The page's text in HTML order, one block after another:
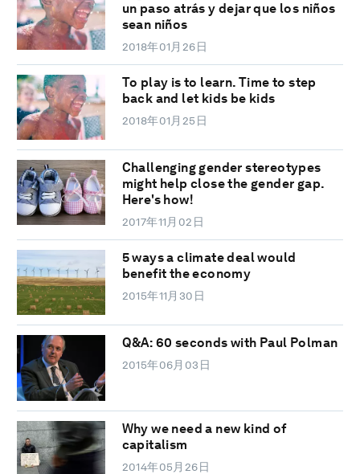
un paso atrás y dejar que los niños
sean niños
2018年01月26日
To play is to learn. Time to step
back and let kids be kids
2018年01月25日
Challenging gender stereotypes
might help close the gender gap.
Here's how!
2017年11月02日
5 ways a climate deal would
benefit the economy
2015年11月30日
Q&A: 60 seconds with Paul Polman
2015年06月03日
Why we need a new kind of
capitalism
2014年05月26日